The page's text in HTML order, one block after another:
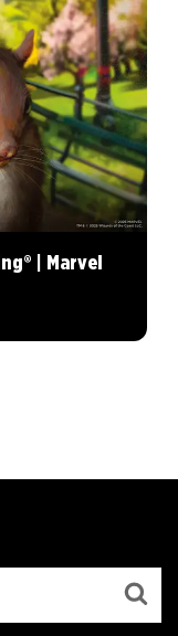
| Marvel